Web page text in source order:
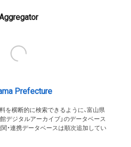
Prefecture
を横断的に検索できるように、富山県
デジタルアーカイブ」のデータベース
・連携データベースは順次追加してい